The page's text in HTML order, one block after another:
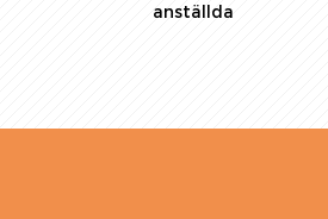
anställda